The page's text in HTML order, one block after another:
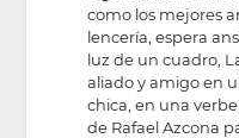
como los mejores
lencería, espera
luz de un cuadro,
aliado y amigo en
chica, en una
de Rafael Azcona